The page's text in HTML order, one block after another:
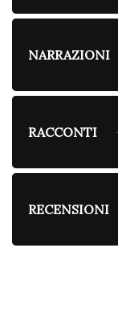
NARRAZIONI
RACCONTI
RECENSIONI